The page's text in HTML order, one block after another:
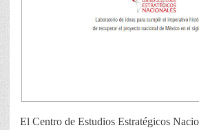
El Centro de Estudios Estratégicos